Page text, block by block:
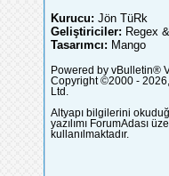
Kurucu: Jön TüRk
Geliştiriciler: Regex
Tasarımcı: Mango
Powered by vBulletin®
Copyright ©2000 -
Ltd.
Altyapı bilgilerini
yazılımı ForumAdası
kullanılmaktadır.